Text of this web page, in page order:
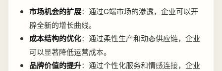
市场机会的扩展：通过C端市场的渗透，企业可以开
辟全新的增长曲线。
成本结构的优化：通过柔性生产和动态供应链，企业
可以显著降低运营成本。
品牌价值的提升：通过个性化服务和情感连接，企业